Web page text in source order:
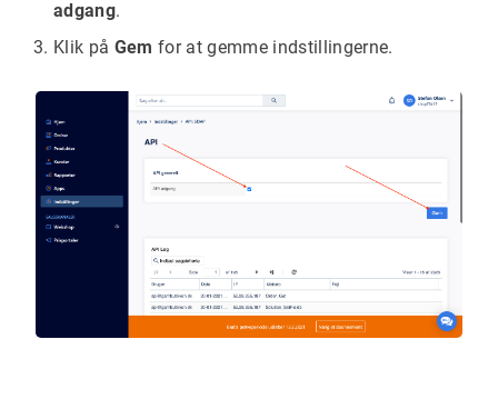
adgang.
Klik på Gem for at gemme indstillingerne.